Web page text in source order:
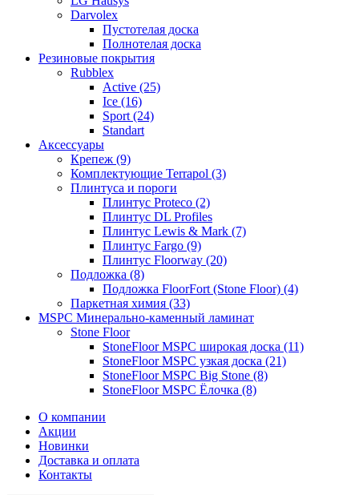
Darvolex
Пустотелая доска
Полнотелая доска
Резиновые покрытия
Rubblex
Active (25)
Ice (16)
Sport (24)
Standart
Аксессуары
Крепеж (9)
Комплектующие Terrapol (3)
Плинтуса и пороги
Плинтус Proteco (2)
Плинтус DL Profiles
Плинтус Lewis & Mark (7)
Плинтус Fargo (9)
Плинтус Floorway (20)
Подложка (8)
Подложка FloorFort (Stone Floor) (4)
Паркетная химия (33)
MSPC Минерально-каменный ламинат
Stone Floor
StoneFloor MSPC широкая доска (11)
StoneFloor MSPC узкая доска (21)
StoneFloor MSPC Big Stone (8)
StoneFloor MSPC Ёлочка (8)
О компании
Акции
Новинки
Доставка и оплата
Контакты